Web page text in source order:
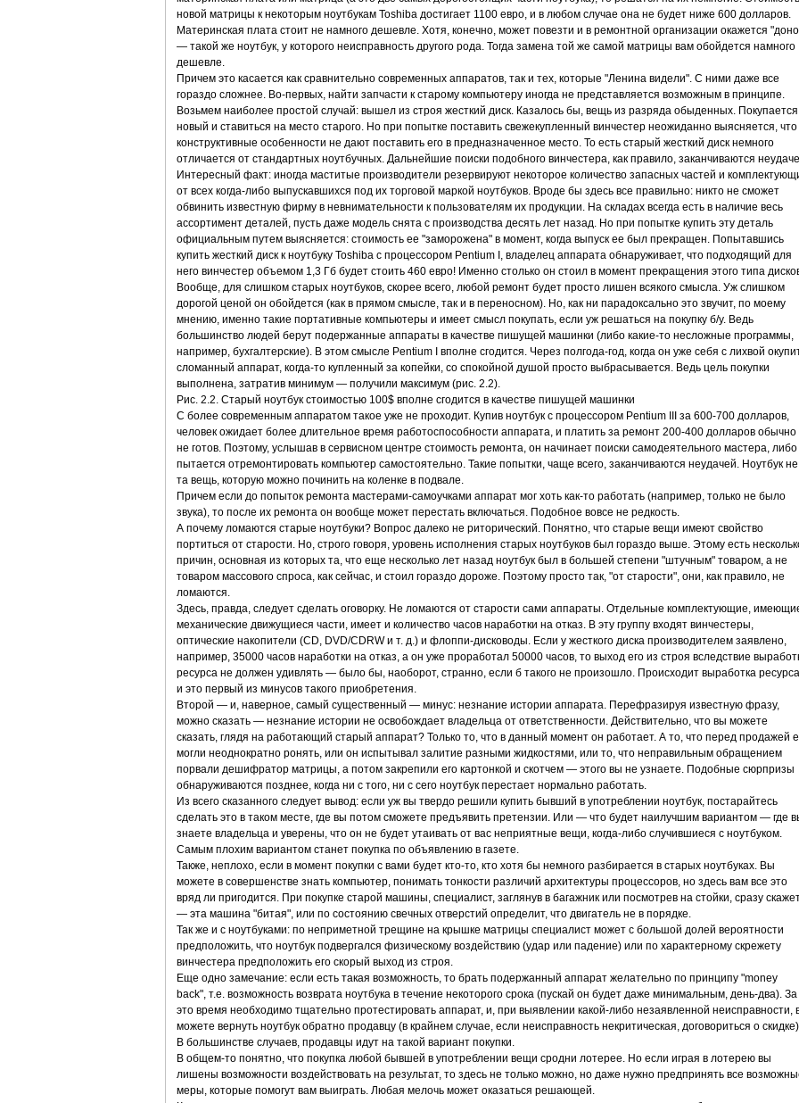
новой матрицы к некоторым ноутбукам Toshiba достигает 1100 евро, и в любом случае она не будет ниже 600 долларов.
Материнская плата стоит не намного дешевле. Хотя, конечно, может повезти и в ремонтной организации окажется
— такой же ноутбук, у которого неисправность другого рода. Тогда замена той же самой матрицы вам обойдется намного
дешевле.
Причем это касается как сравнительно современных аппаратов, так и тех, которые "Ленина видели". С ними даже все
гораздо сложнее. Во-первых, найти запчасти к старому компьютеру иногда не представляется возможным в принципе.
Возьмем наиболее простой случай: вышел из строя жесткий диск. Казалось бы, вещь из разряда обыденных. Покупается
новый и ставиться на место старого. Но при попытке поставить свежекупленный винчестер неожиданно выясняется, что
конструктивные особенности не дают поставить его в предназначенное место. То есть старый жесткий диск немного
отличается от стандартных ноутбучных. Дальнейшие поиски подобного винчестера, как правило, заканчиваются
Интересный факт: иногда маститые производители резервируют некоторое количество запасных частей и
от всех когда-либо выпускавшихся под их торговой маркой ноутбуков. Вроде бы здесь все правильно: никто не сможет
обвинить известную фирму в невнимательности к пользователям их продукции. На складах всегда есть в наличие весь
ассортимент деталей, пусть даже модель снята с производства десять лет назад. Но при попытке купить эту деталь
официальным путем выясняется: стоимость ее "заморожена" в момент, когда выпуск ее был прекращен. Попытавшись
купить жесткий диск к ноутбуку Toshiba с процессором Pentium I, владелец аппарата обнаруживает, что подходящий для
него винчестер объемом 1,3 Гб будет стоить 460 евро! Именно столько он стоил в момент прекращения этого типа
Вообще, для слишком старых ноутбуков, скорее всего, любой ремонт будет просто лишен всякого смысла. Уж слишком
дорогой ценой он обойдется (как в прямом смысле, так и в переносном). Но, как ни парадоксально это звучит, по моему
мнению, именно такие портативные компьютеры и имеет смысл покупать, если уж решаться на покупку б/у. Ведь
большинство людей берут подержанные аппараты в качестве пишущей машинки (либо какие-то несложные программы,
например, бухгалтерские). В этом смысле Pentium I вполне сгодится. Через полгода-год, когда он уже себя с лихвой
сломанный аппарат, когда-то купленный за копейки, со спокойной душой просто выбрасывается. Ведь цель покупки
выполнена, затратив минимум — получили максимум (рис. 2.2).
Рис. 2.2. Старый ноутбук стоимостью 100$ вполне сгодится в качестве пишущей машинки
С более современным аппаратом такое уже не проходит. Купив ноутбук с процессором Pentium III за 600-700 долларов,
человек ожидает более длительное время работоспособности аппарата, и платить за ремонт 200-400 долларов обычно
не готов. Поэтому, услышав в сервисном центре стоимость ремонта, он начинает поиски самодеятельного мастера, либо
пытается отремонтировать компьютер самостоятельно. Такие попытки, чаще всего, заканчиваются неудачей. Ноутбук не
та вещь, которую можно починить на коленке в подвале.
Причем если до попыток ремонта мастерами-самоучками аппарат мог хоть как-то работать (например, только не было
звука), то после их ремонта он вообще может перестать включаться. Подобное вовсе не редкость.
А почему ломаются старые ноутбуки? Вопрос далеко не риторический. Понятно, что старые вещи имеют свойство
портиться от старости. Но, строго говоря, уровень исполнения старых ноутбуков был гораздо выше. Этому есть
причин, основная из которых та, что еще несколько лет назад ноутбук был в большей степени "штучным" товаром, а не
товаром массового спроса, как сейчас, и стоил гораздо дороже. Поэтому просто так, "от старости", они, как правило, не
ломаются.
Здесь, правда, следует сделать оговорку. Не ломаются от старости сами аппараты. Отдельные комплектующие,
механические движущиеся части, имеет и количество часов наработки на отказ. В эту группу входят винчестеры,
оптические накопители (CD, DVD/CDRW и т. д.) и флоппи-дисководы. Если у жесткого диска производителем заявлено,
например, 35000 часов наработки на отказ, а он уже проработал 50000 часов, то выход его из строя вследствие
ресурса не должен удивлять — было бы, наоборот, странно, если б такого не произошло. Происходит выработка
и это первый из минусов такого приобретения.
Второй — и, наверное, самый существенный — минус: незнание истории аппарата. Перефразируя известную фразу,
можно сказать — незнание истории не освобождает владельца от ответственности. Действительно, что вы можете
сказать, глядя на работающий старый аппарат? Только то, что в данный момент он работает. А то, что перед продажей
могли неоднократно ронять, или он испытывал залитие разными жидкостями, или то, что неправильным обращением
порвали дешифратор матрицы, а потом закрепили его картонкой и скотчем — этого вы не узнаете. Подобные сюрпризы
обнаруживаются позднее, когда ни с того, ни с сего ноутбук перестает нормально работать.
Из всего сказанного следует вывод: если уж вы твердо решили купить бывший в употреблении ноутбук, постарайтесь
сделать это в таком месте, где вы потом сможете предъявить претензии. Или — что будет наилучшим вариантом — где
знаете владельца и уверены, что он не будет утаивать от вас неприятные вещи, когда-либо случившиеся с ноутбуком.
Самым плохим вариантом станет покупка по объявлению в газете.
Также, неплохо, если в момент покупки с вами будет кто-то, кто хотя бы немного разбирается в старых ноутбуках. Вы
можете в совершенстве знать компьютер, понимать тонкости различий архитектуры процессоров, но здесь вам все это
вряд ли пригодится. При покупке старой машины, специалист, заглянув в багажник или посмотрев на стойки, сразу
— эта машина "битая", или по состоянию свечных отверстий определит, что двигатель не в порядке.
Так же и с ноутбуками: по неприметной трещине на крышке матрицы специалист может с большой долей вероятности
предположить, что ноутбук подвергался физическому воздействию (удар или падение) или по характерному скрежету
винчестера предположить его скорый выход из строя.
Еще одно замечание: если есть такая возможность, то брать подержанный аппарат желательно по принципу "money
back", т.е. возможность возврата ноутбука в течение некоторого срока (пускай он будет даже минимальным, день-два). За
это время необходимо тщательно протестировать аппарат, и, при выявлении какой-либо незаявленной неисправности,
можете вернуть ноутбук обратно продавцу (в крайнем случае, если неисправность некритическая, договориться о
В большинстве случаев, продавцы идут на такой вариант покупки.
В общем-то понятно, что покупка любой бывшей в употреблении вещи сродни лотерее. Но если играя в лотерею вы
лишены возможности воздействовать на результат, то здесь не только можно, но даже нужно предпринять все
меры, которые помогут вам выиграть. Любая мелочь может оказаться решающей.